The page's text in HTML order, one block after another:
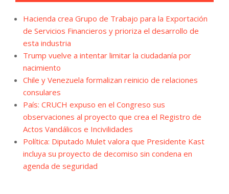
Hacienda crea Grupo de Trabajo para la Exportación
de Servicios Financieros y prioriza el desarrollo de
esta industria
Trump vuelve a intentar limitar la ciudadanía por
nacimiento
Chile y Venezuela formalizan reinicio de relaciones
consulares
País: CRUCH expuso en el Congreso sus
observaciones al proyecto que crea el Registro de
Actos Vandálicos e Incivilidades
Política: Diputado Mulet valora que Presidente Kast
incluya su proyecto de decomiso sin condena en
agenda de seguridad